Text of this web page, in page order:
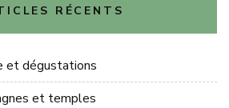
RÉCENTS
et dégustations
et temples